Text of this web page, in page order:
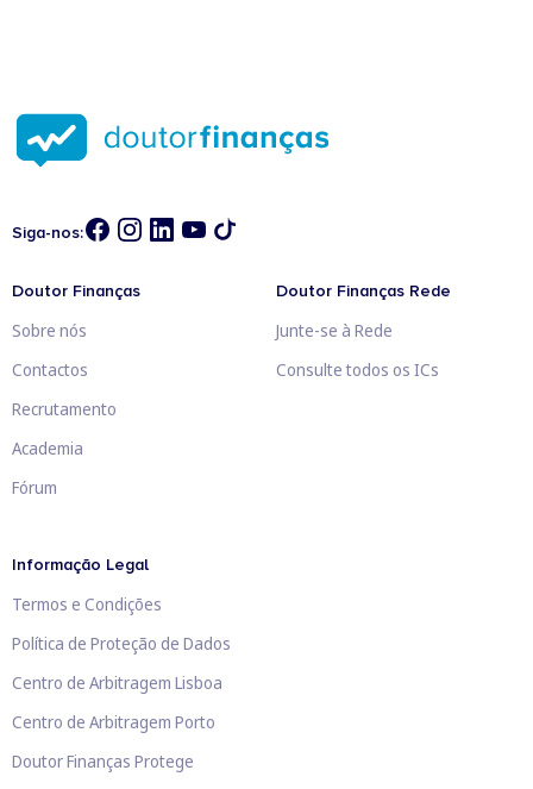
Siga-nos:
Doutor Finanças
Sobre nós
Contactos
Recrutamento
Academia
Fórum
Doutor Finanças Rede
Junte-se à Rede
Consulte todos os ICs
Informação Legal
Termos e Condições
Política de Proteção de Dados
Centro de Arbitragem Lisboa
Centro de Arbitragem Porto
Doutor Finanças Protege